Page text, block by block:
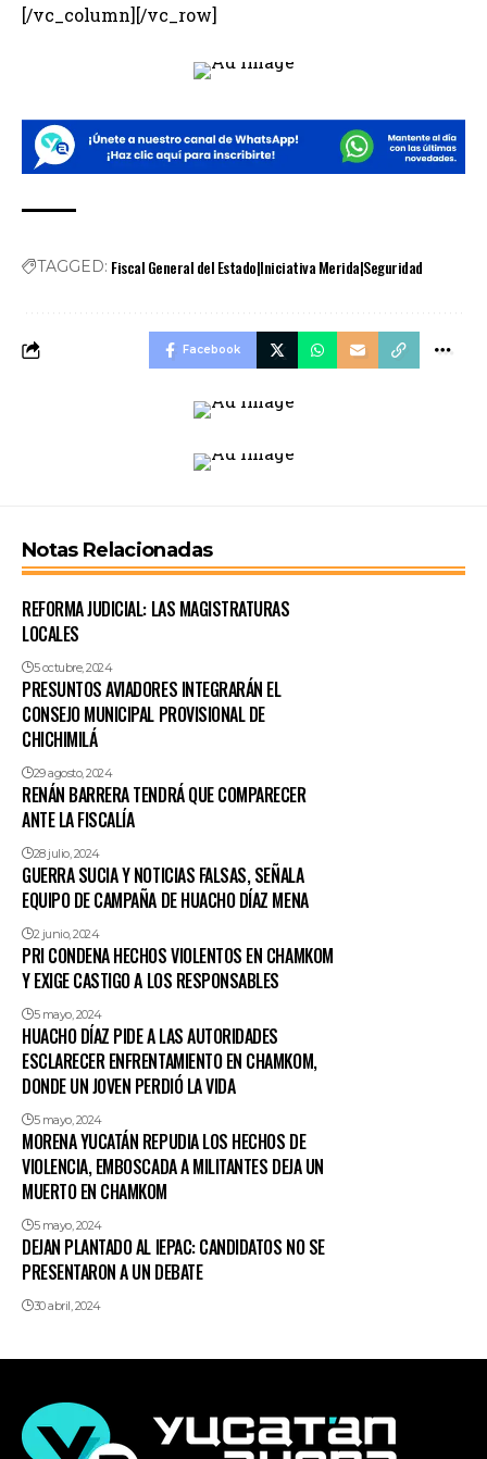
[/vc_column][/vc_row]
TAGGED: Fiscal General del Estado|Iniciativa Merida|Seguridad
Facebook
Notas Relacionadas
REFORMA JUDICIAL: LAS MAGISTRATURAS
LOCALES
5 octubre, 2024
PRESUNTOS AVIADORES INTEGRARÁN EL
CONSEJO MUNICIPAL PROVISIONAL DE
CHICHIMILÁ
29 agosto, 2024
RENÁN BARRERA TENDRÁ QUE COMPARECER
ANTE LA FISCALÍA
28 julio, 2024
GUERRA SUCIA Y NOTICIAS FALSAS, SEÑALA
EQUIPO DE CAMPAÑA DE HUACHO DÍAZ MENA
2 junio, 2024
PRI CONDENA HECHOS VIOLENTOS EN CHAMKOM
Y EXIGE CASTIGO A LOS RESPONSABLES
5 mayo, 2024
HUACHO DÍAZ PIDE A LAS AUTORIDADES
ESCLARECER ENFRENTAMIENTO EN CHAMKOM,
DONDE UN JOVEN PERDIÓ LA VIDA
5 mayo, 2024
MORENA YUCATÁN REPUDIA LOS HECHOS DE
VIOLENCIA, EMBOSCADA A MILITANTES DEJA UN
MUERTO EN CHAMKOM
5 mayo, 2024
DEJAN PLANTADO AL IEPAC: CANDIDATOS NO SE
PRESENTARON A UN DEBATE
30 abril, 2024